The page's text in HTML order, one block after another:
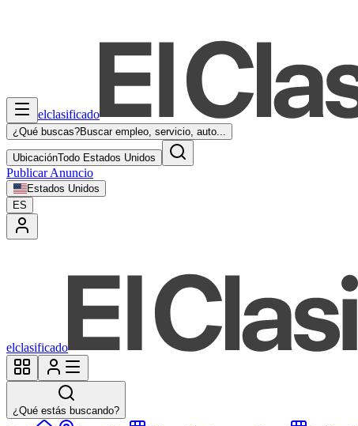
elclasificado
¿Qué buscas?Buscar empleo, servicio, auto...
UbicaciónTodo Estados Unidos
Publicar Anuncio
Estados Unidos
ES
elclasificado
¿Qué estás buscando?